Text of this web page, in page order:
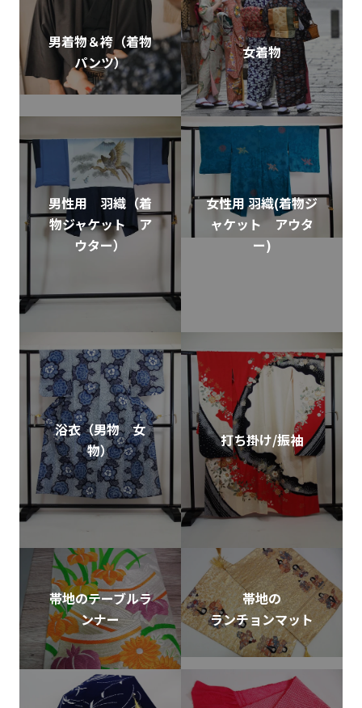
男着物＆袴（着物
パンツ）
女着物
男性用 羽織（着
物ジャケット ア
ウター）
女性用 羽織(着物ジ
ャケット アウタ
ー)
浴衣（男物 女
物）
打ち掛け/振袖
帯地のテーブルラ
ンナー
帯地の
ランチョンマット